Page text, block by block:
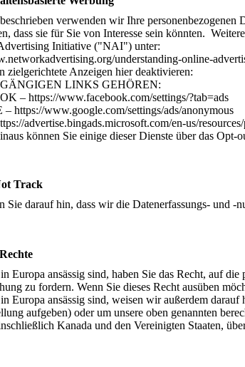
verwenden wir Ihre
dass sie für Sie von Interesse sein könnten.
Initiative ("NAI") unter:
understanding-online-
zielgerichtete Anzeigen hier deaktivieren:
LINKS GEHÖREN:
– https://www.facebook.com/settings/?tab=ads
https://www.google.com/settings/ads/anonymous
advertise.bingads.microsoft.com/en-us/
können Sie einige dieser Dienste über das
Track
Sie darauf hin, dass wir die Datenerfassungs- und
Europa ansässig sind, haben Sie das Recht, auf
zu fordern. Wenn Sie dieses Recht ausüben
Europa ansässig sind, weisen wir außerdem
aufgeben) oder um unsere oben genannten
Kanada und den Vereinigten Staaten,